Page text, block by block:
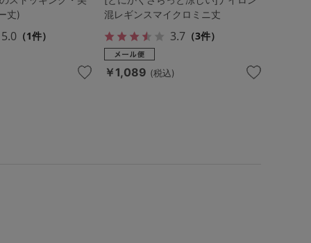
丈)
5.0（1件）
混レギンスマイクロミニ丈
3.7 （3件）
￥1,089 (税込)